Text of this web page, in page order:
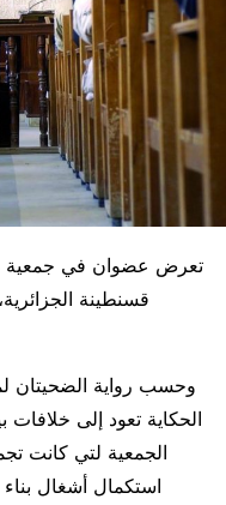
تعرض عضوان في جمعية
قسنطينة
وحسب رواية الضحيتان
الحكاية تعود إلى
الجمعية لتي كانت
استكمال أشغال